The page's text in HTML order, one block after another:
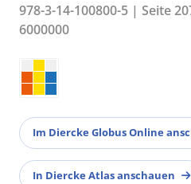
978-3-14-100800-5 | Seite
6000000
Im Diercke Globus Online
In Diercke Atlas anschauen